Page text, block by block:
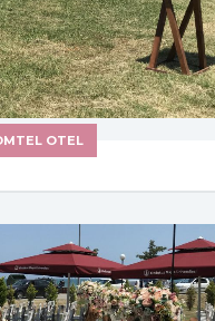
OTEL